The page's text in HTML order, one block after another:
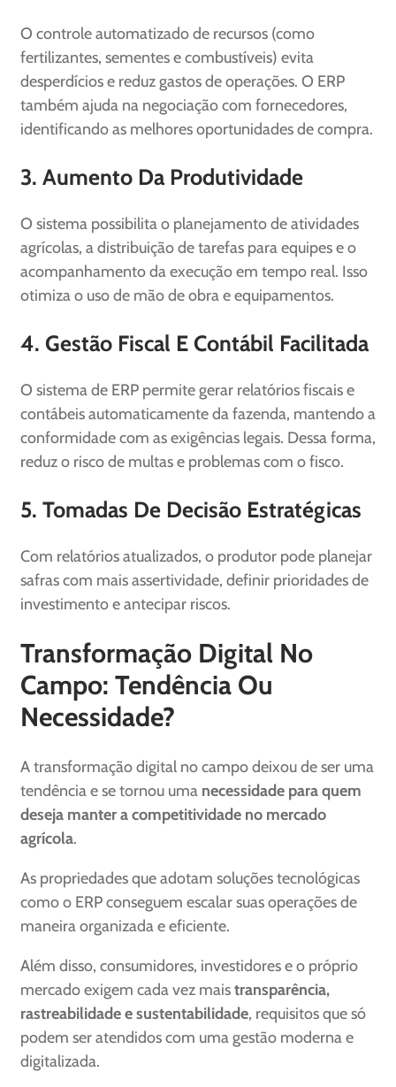
O controle automatizado de recursos (como
fertilizantes, sementes e combustíveis) evita
desperdícios e reduz gastos de operações. O ERP
também ajuda na negociação com fornecedores,
identificando as melhores oportunidades de compra.
3. Aumento Da Produtividade
O sistema possibilita o planejamento de atividades
agrícolas, a distribuição de tarefas para equipes e o
acompanhamento da execução em tempo real. Isso
otimiza o uso de mão de obra e equipamentos.
4. Gestão Fiscal E Contábil Facilitada
O sistema de ERP permite gerar relatórios fiscais e
contábeis automaticamente da fazenda, mantendo a
conformidade com as exigências legais. Dessa forma,
reduz o risco de multas e problemas com o fisco.
5. Tomadas De Decisão Estratégicas
Com relatórios atualizados, o produtor pode planejar
safras com mais assertividade, definir prioridades de
investimento e antecipar riscos.
Transformação Digital No
Campo: Tendência Ou
Necessidade?
A transformação digital no campo deixou de ser uma
tendência e se tornou uma necessidade para quem
deseja manter a competitividade no mercado
agrícola.
As propriedades que adotam soluções tecnológicas
como o ERP conseguem escalar suas operações de
maneira organizada e eficiente.
Além disso, consumidores, investidores e o próprio
mercado exigem cada vez maistransparência,
rastreabilidade e sustentabilidade, requisitos que só
podem ser atendidos com uma gestão moderna e
digitalizada.